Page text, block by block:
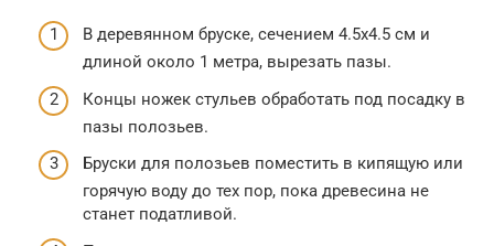
В деревянном бруске, сечением 4.5х4.5 см и
длиной около 1 метра, вырезать пазы.
Концы ножек стульев обработать под посадку в
пазы полозьев.
Бруски для полозьев поместить в кипящую или
горячую воду до тех пор, пока древесина не
станет податливой.